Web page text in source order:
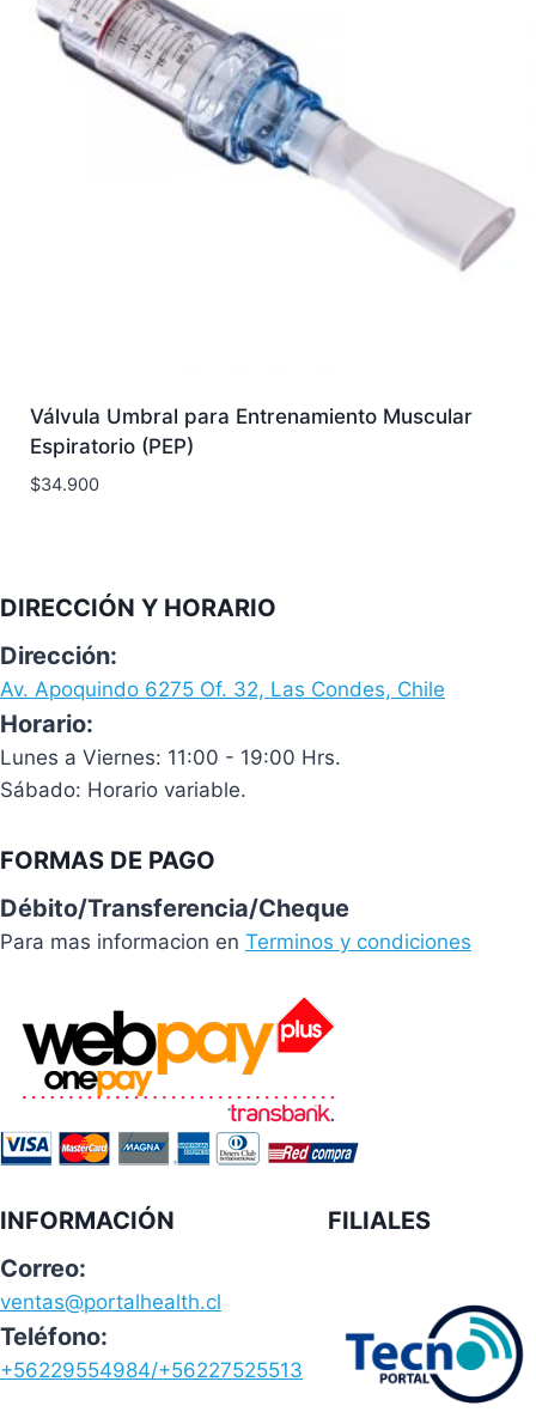
Válvula Umbral para Entrenamiento Muscular
Espiratorio (PEP)
$34.900
DIRECCIÓN Y HORARIO
Dirección:
Av. Apoquindo 6275 Of. 32, Las Condes, Chile
Horario:
Lunes a Viernes: 11:00 - 19:00 Hrs.
Sábado: Horario variable.
FORMAS DE PAGO
Débito/Transferencia/Cheque
Para mas informacion en Terminos y condiciones
INFORMACIÓN
Correo:
ventas@portalhealth.cl
Teléfono:
+56229554984/+56227525513
FILIALES